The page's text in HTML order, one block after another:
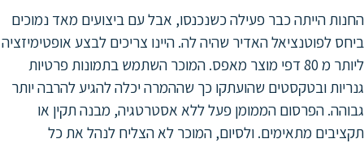
הייתה כבר פעילה כשנכנסו, אבל עם ביצועים מאד נמוכים
האדיר שהיה לה. היינו צריכים לבצע אופטימיזציה
ליותר מ 80 דפי מוצר מאפס. המוכר השתמש בתמונות פרטיות
ובטקסטים שהועתקו כך שההמרה יכלה להגיע להרבה יותר
הפרסום הממומן פעל ללא אסטרטגיה, מבנה תקין או
מתאימים. ולסיום, המוכר לא הצליח לנהל את כל